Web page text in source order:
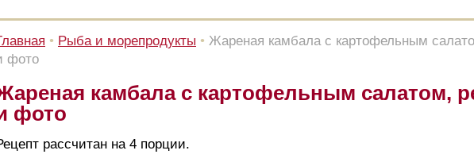
• Рыба и морепродукты • Жареная камбала с картофельным
фото
камбала с картофельным салатом,
фото
рассчитан на 4 порции.